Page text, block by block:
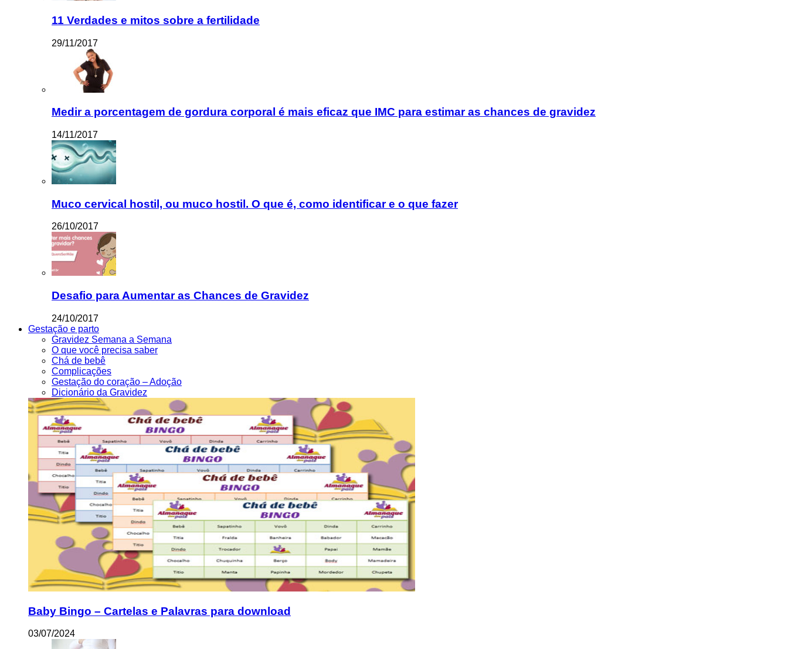
11 Verdades e mitos sobre a fertilidade
29/11/2017
Medir a porcentagem de gordura corporal é mais eficaz que IMC para estimar as chances de gravidez
14/11/2017
Muco cervical hostil, ou muco hostil. O que é, como identificar e o que fazer
26/10/2017
Desafio para Aumentar as Chances de Gravidez
24/10/2017
Gestação e parto
Gravidez Semana a Semana
O que você precisa saber
Chá de bebê
Complicações
Gestação do coração – Adoção
Dicionário da Gravidez
Baby Bingo – Cartelas e Palavras para download
03/07/2024